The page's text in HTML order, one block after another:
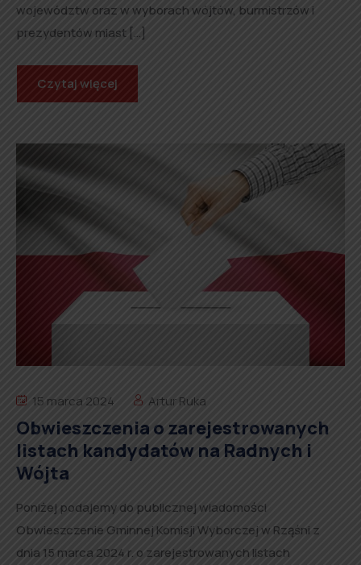
województw oraz w wyborach wójtów, burmistrzów i
prezydentów miast […]
Czytaj więcej
15 marca 2024 Artur Ruka
Obwieszczenia o zarejestrowanych
listach kandydatów na Radnych i
Wójta
Poniżej podajemy do publicznej wiadomości
Obwieszczenie Gminnej Komisji Wyborczej w Rząśni z
dnia 15 marca 2024 r. o zarejestrowanych listach